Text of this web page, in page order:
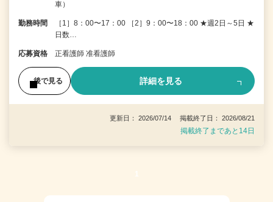
車）
勤務時間
［1］8：00〜17：00 ［2］9：00〜18：00 ★週2日～5日 ★
日数…
応募資格 正看護師 准看護師
後で見る 詳細を見る
更新日： 2026/07/14 掲載終了日： 2026/08/21
掲載終了まであと14日
1